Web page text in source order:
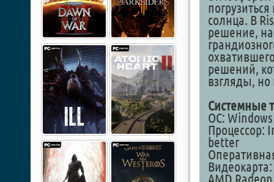
солнца. В
решение, на
решений,
взгляды,
Системные
ОС: Windows
Процессор:
better
Видеокарта:
AMD